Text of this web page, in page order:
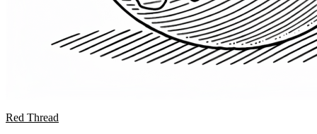
Red Thread